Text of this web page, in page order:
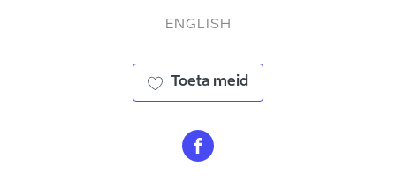
ENGLISH
Toeta meid